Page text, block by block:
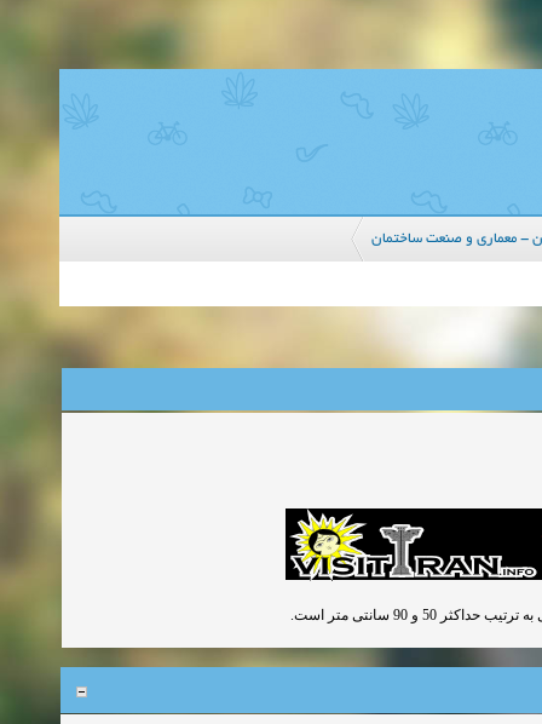
- معماری و صنعت ساختمان